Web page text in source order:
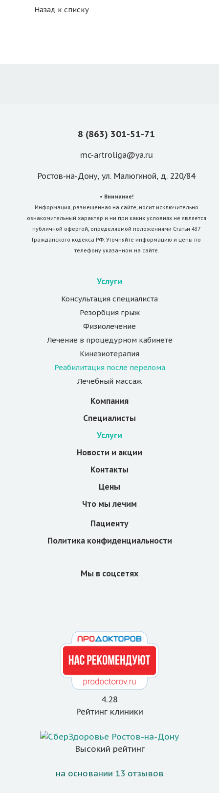
Назад к списку
8 (863) 301-51-71
mc-artroliga@ya.ru
Ростов-на-Дону, ул. Малюгиной, д. 220/84
• Внимание!
Информация, размещенная на сайте, носит исключительно
ознакомительный характер и ни при каких условиях не является
публичной офертой, определяемой положениями Статьи 437
Гражданского кодекса РФ. Уточняйте информацию и цены по
телефону указанном на сайте.
Услуги
Консультация специалиста
Резорбция грыж
Физиолечение
Лечение в процедурном кабинете
Кинезиотерапия
Реабилитация после перелома
Лечебный массаж
Компания
Специалисты
Услуги
Новости и акции
Контакты
Цены
Что мы лечим
Пациенту
Политика конфиденциальности
Мы в соцсетях
4.28
Рейтинг клиники
Высокий рейтинг
на основании 13 отзывов